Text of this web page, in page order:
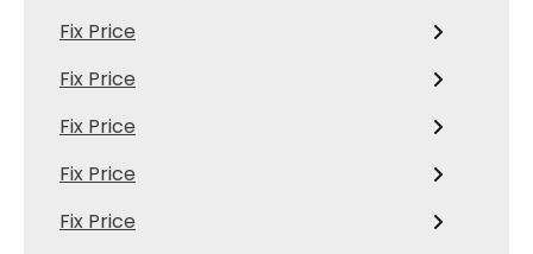
Fix Price
Fix Price
Fix Price
Fix Price
Fix Price